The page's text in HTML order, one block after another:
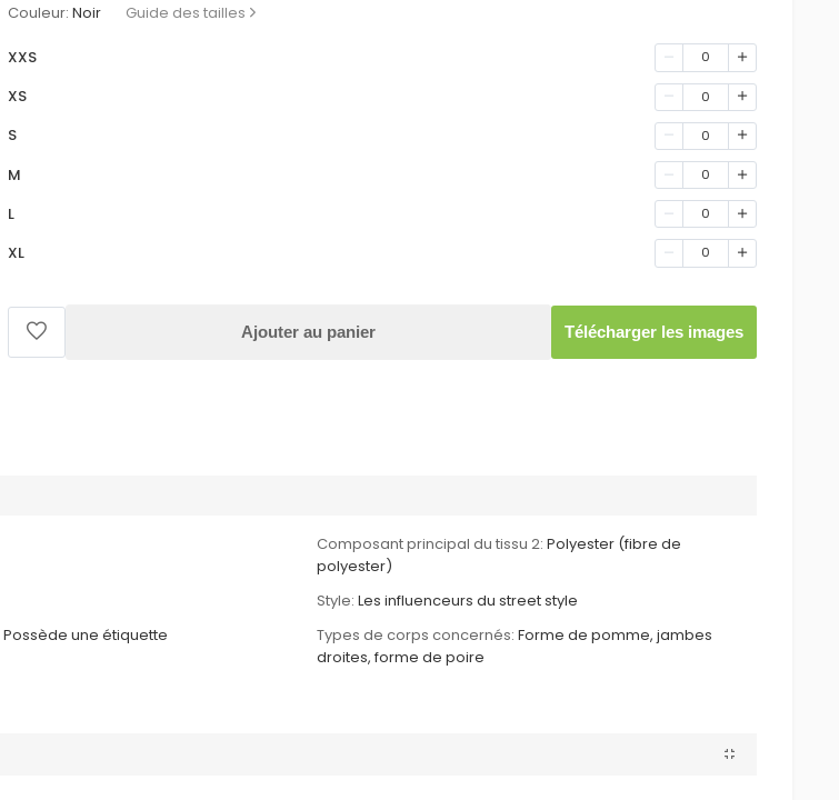
Couleur: Noir Guide des tailles
XXS 0
XS 0
S 0
M 0
L 0
XL 0
Ajouter au panier Télécharger les images
Composant principal du tissu 2: Polyester (fibre de
polyester)
Style: Les influenceurs du street style
Possède une étiquette Types de corps concernés: Forme de pomme, jambes
droites, forme de poire